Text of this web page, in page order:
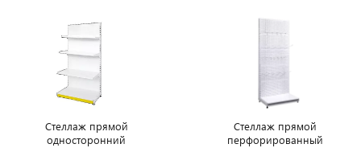
Стеллаж прямой
односторонний
Стеллаж прямой
перфорированный